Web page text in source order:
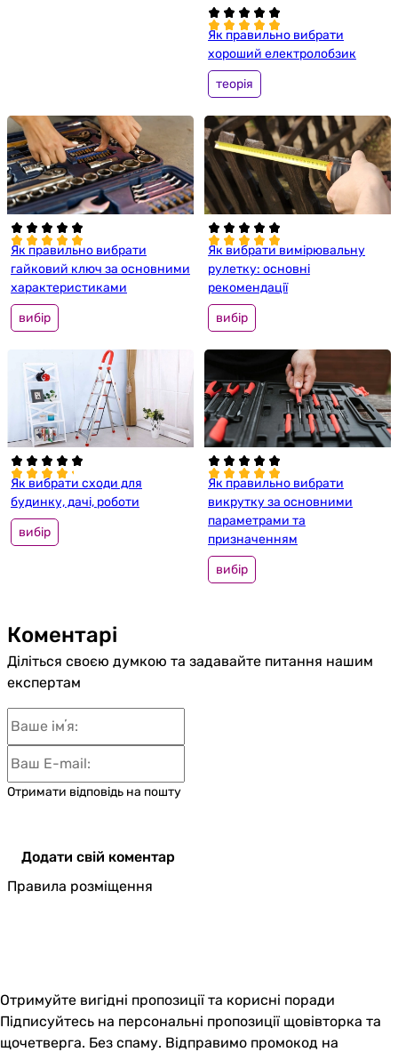
Як правильно вибрати
хороший електролобзик
теорія
Як правильно вибрати
гайковий ключ за основними
характеристиками
вибір
Як вибрати вимірювальну
рулетку: основні
рекомендації
вибір
Як вибрати сходи для
будинку, дачі, роботи
вибір
Як правильно вибрати
викрутку за основними
параметрами та
призначенням
вибір
Коментарі
Діліться своєю думкою та задавайте питання нашим
експертам
Отримати відповідь на пошту
Додати свій коментар
Правила розміщення
Отримуйте вигідні пропозиції та корисні поради
Підписуйтесь на персональні пропозиції щовівторка та
щочетверга. Без спаму. Відправимо промокод на